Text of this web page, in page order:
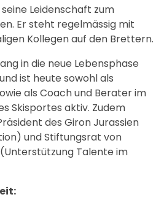
Leidenschaft zum
Er steht regelmässig mit
Kollegen auf den Brettern.
in die neue Lebensphase
ist heute sowohl als
als Coach und Berater im
Skisportes aktiv. Zudem
des Giron Jurassien
und Stiftungsrat von
Talente im